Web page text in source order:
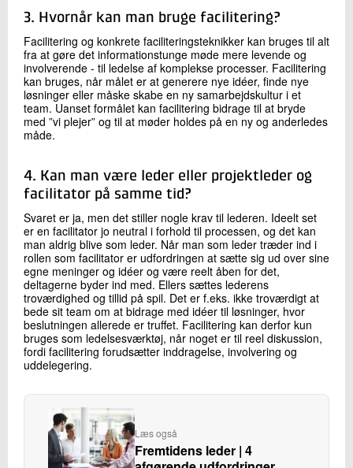
3. Hvornår kan man bruge facilitering?
Facilitering og konkrete faciliteringsteknikker kan bruges til alt
fra at gøre det informationstunge møde mere levende og
involverende - til ledelse af komplekse processer. Facilitering
kan bruges, når målet er at generere nye idéer, finde nye
løsninger eller måske skabe en ny samarbejdskultur i et
team. Uanset formålet kan facilitering bidrage til at bryde
med ”vi plejer” og til at møder holdes på en ny og anderledes
måde.
4. Kan man være leder eller projektleder og
facilitator på samme tid?
Svaret er ja, men det stiller nogle krav til lederen. Ideelt set
er en facilitator jo neutral i forhold til processen, og det kan
man aldrig blive som leder. Når man som leder træder ind i
rollen som facilitator er udfordringen at sætte sig ud over sine
egne meninger og idéer og være reelt åben for det,
deltagerne byder ind med. Ellers sættes lederens
troværdighed og tillid på spil. Det er f.eks. ikke troværdigt at
bede sit team om at bidrage med idéer til løsninger, hvor
beslutningen allerede er truffet. Facilitering kan derfor kun
bruges som ledelsesværktøj, når noget er til reel diskussion,
fordi facilitering forudsætter inddragelse, involvering og
uddelegering.
Læs også
Fremtidens leder | 4